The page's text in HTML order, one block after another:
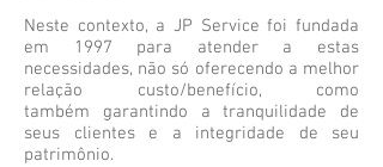
Neste contexto, a JP Service foi fundada
em 1997 para atender a estas
necessidades, não só oferecendo a melhor
relação custo/benefício, como
também garantindo a tranquilidade de
seus clientes e a integridade de seu
patrimônio.